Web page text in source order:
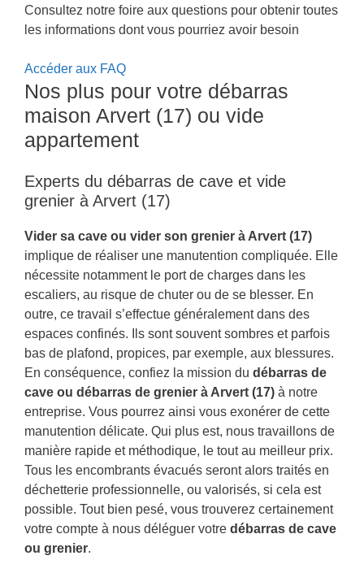
Consultez notre foire aux questions pour obtenir toutes
les informations dont vous pourriez avoir besoin
Accéder aux FAQ
Nos plus pour votre débarras
maison Arvert (17) ou vide
appartement
Experts du débarras de cave et vide
grenier à Arvert (17)
Vider sa cave ou vider son grenier à Arvert (17)
implique de réaliser une manutention compliquée. Elle
nécessite notamment le port de charges dans les
escaliers, au risque de chuter ou de se blesser. En
outre, ce travail s’effectue généralement dans des
espaces confinés. Ils sont souvent sombres et parfois
bas de plafond, propices, par exemple, aux blessures.
En conséquence, confiez la mission du débarras de
cave ou débarras de grenier à Arvert (17) à notre
entreprise. Vous pourrez ainsi vous exonérer de cette
manutention délicate. Qui plus est, nous travaillons de
manière rapide et méthodique, le tout au meilleur prix.
Tous les encombrants évacués seront alors traités en
déchetterie professionnelle, ou valorisés, si cela est
possible. Tout bien pesé, vous trouverez certainement
votre compte à nous déléguer votre débarras de cave
ou grenier.